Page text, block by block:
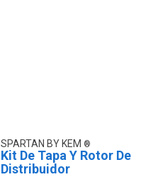
SPARTAN BY KEM
Kit De Tapa Y Rotor De
Distribuidor